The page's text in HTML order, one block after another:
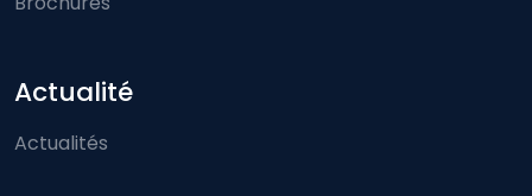
Actualité
Actualités